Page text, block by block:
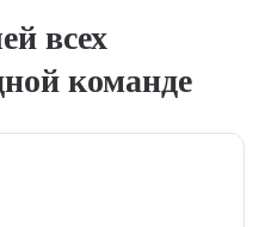
всех
команде